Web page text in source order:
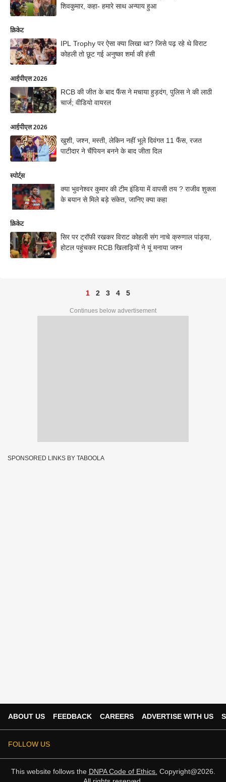
शिवकुमार, कहा- हमारे साथ अन्याय हुआ
क्रिकेट
IPL Trophy पर ऐसा क्या लिखा था? जिसे पढ़ रहे थे विराट
कोहली तो छूट गई अनुष्का शर्मा की हंसी
आईपीएल 2026
RCB की जीत के बाद फैंस ने मचाया हुड़दंग, पुलिस ने की लाठी
चार्ज; वीडियो वायरल
आईपीएल 2026
खुशी, जश्न, मस्ती, लेकिन नहीं भूले दिवंगत 11 फैंस, रजत
पाटीदार ने चैंपियन बनने के बाद जीता दिल
स्पोर्ट्स
क्या भुवनेश्वर कुमार की टीम इंडिया में वापसी तय ? राजीव शुक्ला
के बयान से मिले बड़े संकेत, जानिए क्या कहा
क्रिकेट
सिर पर ट्रॉफी रखकर विराट कोहली संग नाचे क्रुणाल पांड्या,
होटल पहुंचकर RCB खिलाड़ियों ने यूं मनाया जश्न
1 2 3 4 5
Continues below advertisement
SPONSORED LINKS BY TABOOLA
ABOUT US FEEDBACK CAREERS ADVERTISE WITH US
FOLLOW US
This website follows the DNPA Code of Ethics. Copyright@2026.